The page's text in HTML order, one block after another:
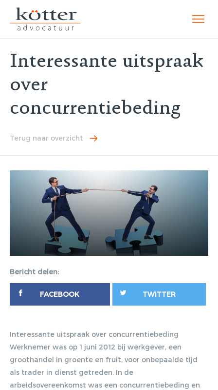
Interessante uitspraak
over
concurrentiebeding
Terug naar overzicht
Bericht delen:
FACEBOOK TWITTER
Interessante uitspraak over concurrentiebeding
Werknemer was op 1 juni 2012 bij werkgever, een
groothandel in groente en fruit, voor onbepaalde tijd
als trader in dienst getreden. In de
arbeidsovereenkomst was een concurrentiebeding en